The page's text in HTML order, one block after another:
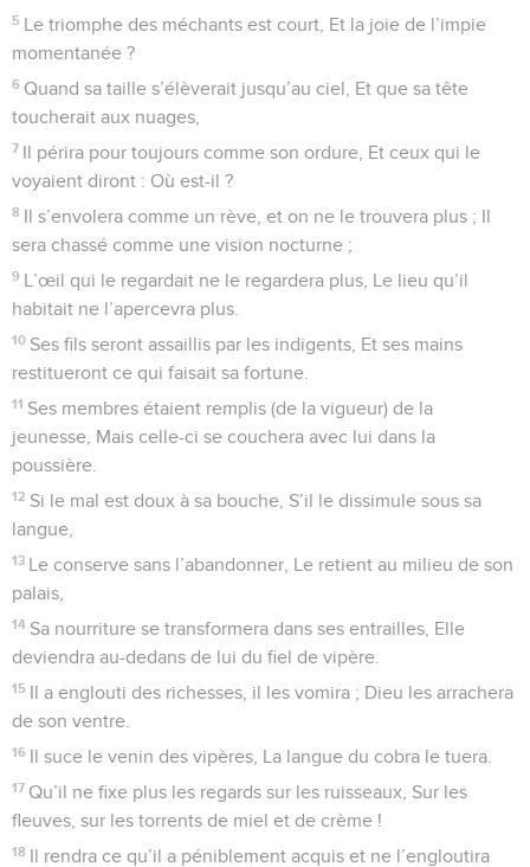
5 Le triomphe des méchants est court, Et la joie de l’impie
momentanée ?
6 Quand sa taille s’élèverait jusqu’au ciel, Et que sa tête
toucherait aux nuages,
7 Il périra pour toujours comme son ordure, Et ceux qui le
voyaient diront : Où est-il ?
8 Il s’envolera comme un rève, et on ne le trouvera plus ; Il
sera chassé comme une vision nocturne ;
9 L’œil qui le regardait ne le regardera plus, Le lieu qu’il
habitait ne l’apercevra plus.
10 Ses fils seront assaillis par les indigents, Et ses mains
restitueront ce qui faisait sa fortune.
11 Ses membres étaient remplis (de la vigueur) de la
jeunesse, Mais celle-ci se couchera avec lui dans la
poussière.
12 Si le mal est doux à sa bouche, S’il le dissimule sous sa
langue,
13 Le conserve sans l’abandonner, Le retient au milieu de son
palais,
14 Sa nourriture se transformera dans ses entrailles, Elle
deviendra au-dedans de lui du fiel de vipère.
15 Il a englouti des richesses, il les vomira ; Dieu les arrachera
de son ventre.
16 Il suce le venin des vipères, La langue du cobra le tuera.
17 Qu’il ne fixe plus les regards sur les ruisseaux, Sur les
fleuves, sur les torrents de miel et de crème !
18 Il rendra ce qu’il a péniblement acquis et ne l’engloutira